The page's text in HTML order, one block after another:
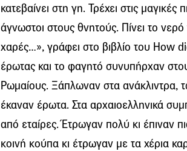
κατεβαίνει στη γη. Τρέχει στις
άγνωστοι στους θνητούς. Πίνει το νερό
χαρές…», γράφει στο βιβλίο του Ηow
έρωτας και το φαγητό συνυπήρχαν
Ρωμαίους. Ξάπλωναν στα ανάκλιντρα,
έκαναν έρωτα. Στα αρχαιοελληνικά
από εταίρες. Έτρωγαν πολύ κι έπιναν
κοινή κούπα κι έτρωγαν με τα χέρια